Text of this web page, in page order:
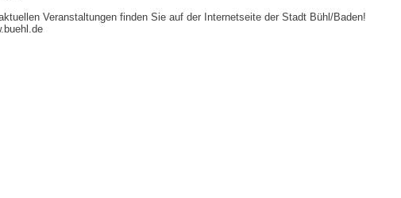
Veranstaltungen finden Sie auf der Internetseite der Stadt Bühl/Baden!